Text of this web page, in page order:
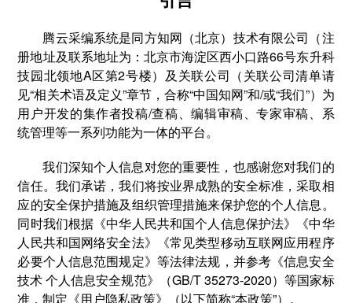
腾云采编系统是同方知网（北京）技术有限公司（注
册地址及联系地址为：北京市海淀区西小口路66号东升科
技园北领地A区第2号楼）及关联公司（关联公司清单请
见“相关术语及定义”章节，合称“中国知网”和/或“我们”）为
用户开发的集作者投稿/查稿、编辑审稿、专家审稿、系
统管理等一系列功能为一体的平台。
我们深知个人信息对您的重要性，也感谢您对我们的
信任。我们承诺，我们将按业界成熟的安全标准，采取相
应的安全保护措施及组织管理措施来保护您的个人信息。
同时我们根据《中华人民共和国个人信息保护法》《中华
人民共和国网络安全法》《常见类型移动互联网应用程序
必要个人信息范围规定》等法律法规，并参考《信息安全
技术 个人信息安全规范》（GB/T 35273-2020）等国家标
准，制定《用户隐私政策》（以下简称“本政策”）。